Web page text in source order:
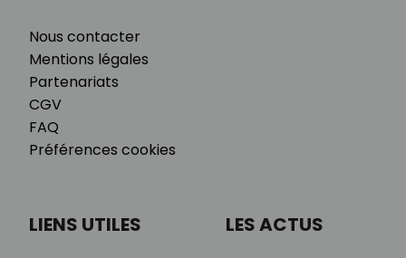
Nous contacter
Mentions légales
Partenariats
CGV
FAQ
Préférences cookies
LIENS UTILES LES ACTUS